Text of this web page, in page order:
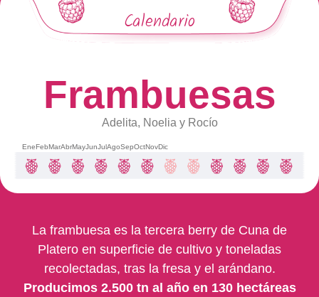
Calendario
Frambuesas
Adelita, Noelia y Rocío
EneFebMarAbrMayJunJulAgoSepOctNovDic
La frambuesa es la tercera berry de Cuna de
Platero en superficie de cultivo y toneladas
recolectadas, tras la fresa y el arándano.
Producimos 2.500 tn al año en 130 hectáreas